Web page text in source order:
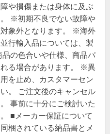
や損傷または身体に及ぶ
※初期不良でない故障や
象外となります。 ※海外
行輸入品については、製
の色合いや仕様、商品パ
る場合があります。 ※異
を止め、カスタマーセン
。 ご注文後のキャンセル
事前に十分にご検討いた
■メーカー保証について
梱されている納品書とメ